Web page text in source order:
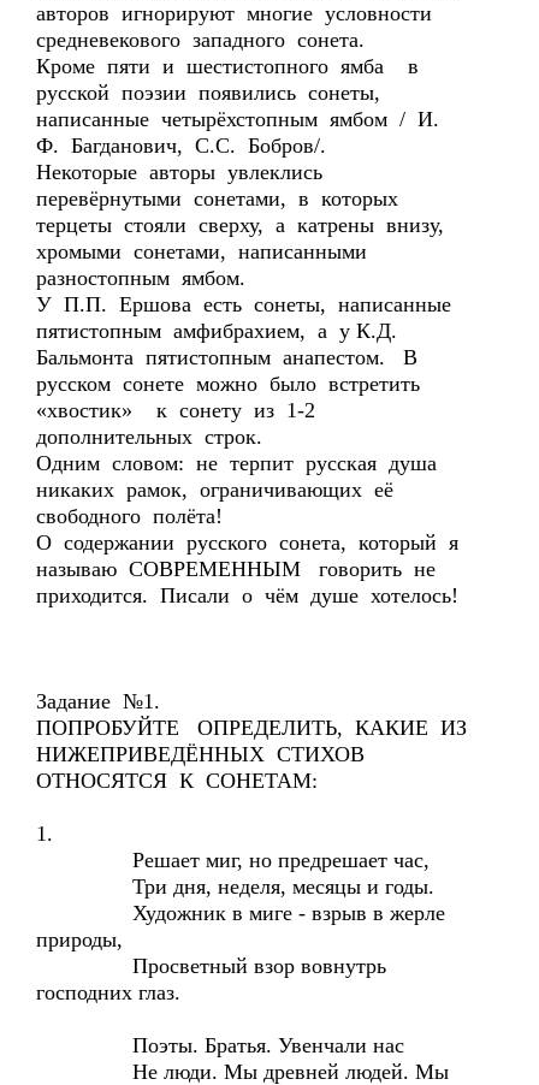
авторов игнорируют многие условности
средневекового западного сонета.
Кроме пяти и шестистопного ямба в
русской поэзии появились сонеты,
написанные четырёхстопным ямбом / И.
Ф. Багданович, С.С. Бобров/.
Некоторые авторы увлеклись
перевёрнутыми сонетами, в которых
терцеты стояли сверху, а катрены внизу,
хромыми сонетами, написанными
разностопным ямбом.
У П.П. Ершова есть сонеты, написанные
пятистопным амфибрахием, а у К.Д.
Бальмонта пятистопным анапестом. В
русском сонете можно было встретить
«хвостик» к сонету из 1-2
дополнительных строк.
Одним словом: не терпит русская душа
никаких рамок, ограничивающих её
свободного полёта!
О содержании русского сонета, который я
называю СОВРЕМЕННЫМ говорить не
приходится. Писали о чём душе хотелось!
Задание №1.
ПОПРОБУЙТЕ ОПРЕДЕЛИТЬ, КАКИЕ ИЗ
НИЖЕПРИВЕДЁННЫХ СТИХОВ
ОТНОСЯТСЯ К СОНЕТАМ:
1.
Решает миг, но предрешает час,
Три дня, неделя, месяцы и годы.
Художник в миге - взрыв в жерле
природы,
Просветный взор вовнутрь
господних глаз.
Поэты. Братья. Увенчали нас
Не люди. Мы древней людей. Мы